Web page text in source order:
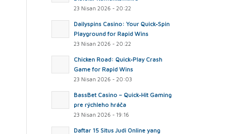
23 Nisan 2026 - 20:22
Dailyspins Casino: Your Quick‑Spin
Playground for Rapid Wins
23 Nisan 2026 - 20:22
Chicken Road: Quick‑Play Crash
Game for Rapid Wins
23 Nisan 2026 - 20:03
BassBet Casino – Quick‑Hit Gaming
pre rýchleho hráča
23 Nisan 2026 - 19:16
Daftar 15 Situs Judi Online yang